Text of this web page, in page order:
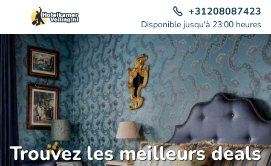
+31208087423
Disponible jusqu'à 23:00 heures
Trouvez les meilleurs deals